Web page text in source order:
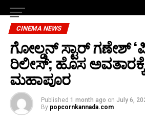
CINEMA NEWS
ಗೋಲ್ಡನ್ ಸ್ಟಾರ್ ಗಣೇಶ್
ರಿಲೀಸ್; ಹೊಸ
ಮಹಾಪೂರ
Published 1 month ago on July 6,
By popcornkannada.com